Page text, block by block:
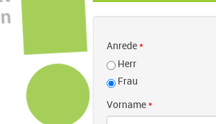
Anrede *
Herr
Frau
Vorname *